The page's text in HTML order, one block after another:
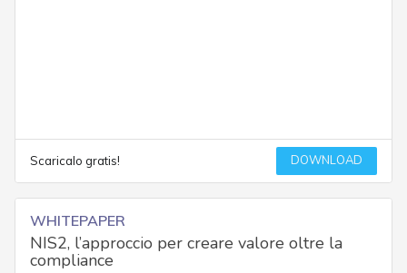
Scaricalo gratis! DOWNLOAD
WHITEPAPER
NIS2, l’approccio per creare valore oltre la
compliance